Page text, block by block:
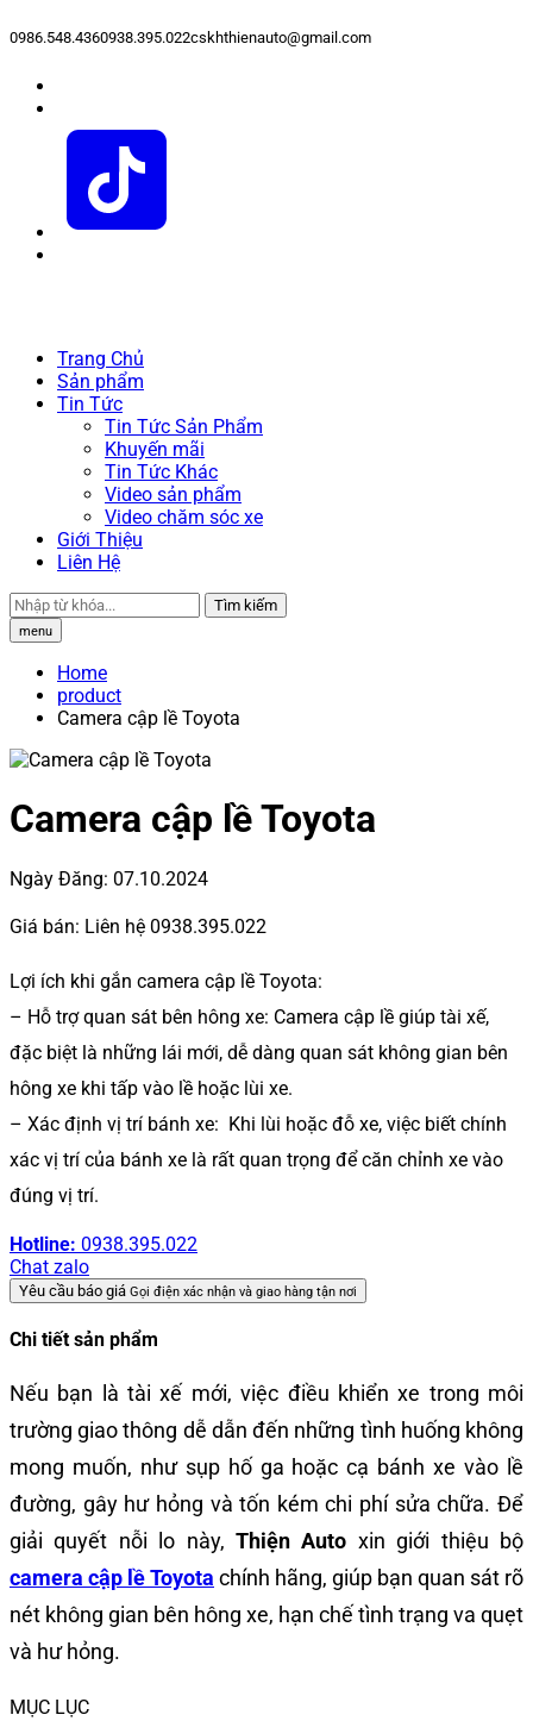
0986.548.4360938.395.022cskhthienauto@gmail.com
Trang Chủ
Sản phẩm
Tin Tức
Tin Tức Sản Phẩm
Khuyến mãi
Tin Tức Khác
Video sản phẩm
Video chăm sóc xe
Giới Thiệu
Liên Hệ
Tìm kiếm
menu
Home
product
Camera cập lề Toyota
Camera cập lề Toyota
Ngày Đăng: 07.10.2024
Giá bán: Liên hệ 0938.395.022
Lợi ích khi gắn camera cập lề Toyota:
– Hỗ trợ quan sát bên hông xe: Camera cập lề giúp tài xế,
đặc biệt là những lái mới, dễ dàng quan sát không gian bên
hông xe khi tấp vào lề hoặc lùi xe.
– Xác định vị trí bánh xe: Khi lùi hoặc đỗ xe, việc biết chính
xác vị trí của bánh xe là rất quan trọng để căn chỉnh xe vào
đúng vị trí.
Hotline: 0938.395.022
Chat zalo
Yêu cầu báo giá Gọi điện xác nhận và giao hàng tận nơi
Chi tiết sản phẩm
Nếu bạn là tài xế mới, việc điều khiển xe trong môi
trường giao thông dễ dẫn đến những tình huống không
mong muốn, như sụp hố ga hoặc cạ bánh xe vào lề
đường, gây hư hỏng và tốn kém chi phí sửa chữa. Để
giải quyết nỗi lo này, Thiện Auto xin giới thiệu bộ
camera cập lề Toyota chính hãng, giúp bạn quan sát rõ
nét không gian bên hông xe, hạn chế tình trạng va quẹt
và hư hỏng.
MỤC LỤC